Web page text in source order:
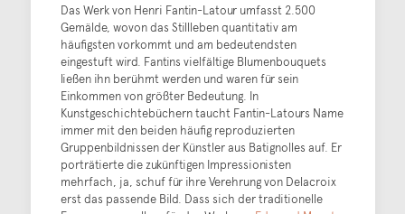
Das Werk von Henri Fantin-Latour umfasst 2.500
Gemälde, wovon das Stillleben quantitativ am
häufigsten vorkommt und am bedeutendsten
eingestuft wird. Fantins vielfältige Blumenbouquets
ließen ihn berühmt werden und waren für sein
Einkommen von größter Bedeutung. In
Kunstgeschichtebüchern taucht Fantin-Latours Name
immer mit den beiden häufig reproduzierten
Gruppenbildnissen der Künstler aus Batignolles auf. Er
porträtierte die zukünftigen Impressionisten
mehrfach, ja, schuf für ihre Verehrung von Delacroix
erst das passende Bild. Dass sich der traditionelle